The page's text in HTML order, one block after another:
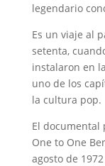
legendario
Es un viaje al
setenta,
instalaron en
uno de los
la cultura pop.
El documental
One to One
agosto de